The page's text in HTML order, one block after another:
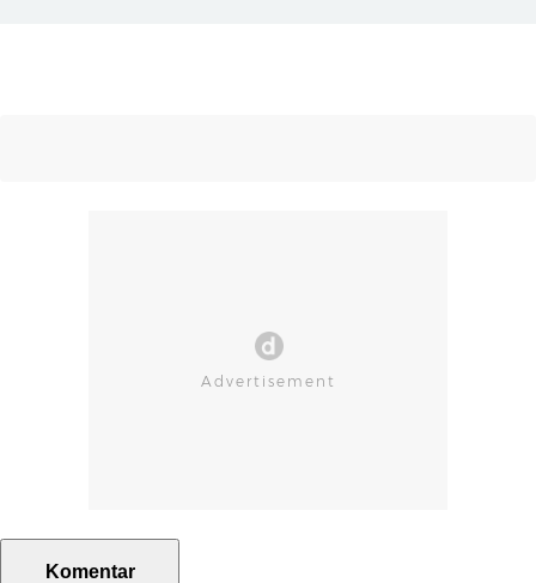
Komentar